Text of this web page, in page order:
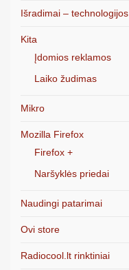
Išradimai – technologijos
Kita
Įdomios reklamos
Laiko žudimas
Mikro
Mozilla Firefox
Firefox +
Naršyklės priedai
Naudingi patarimai
Ovi store
Radiocool.lt rinktiniai